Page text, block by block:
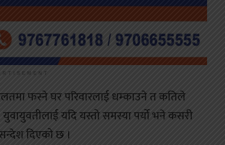
फस्ने घर परिवारलाई धम्काउने त कतिले
यदि यस्तो समस्या पर्यो भने कसरी
दिएको छ ।